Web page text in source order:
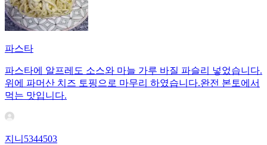
파스타
파스타에 알프레도 소스와 마늘 가루 바질 파슬리 넣었습니다.
위에 파머산 치즈 토핑으로 마무리 하였습니다.완전 본토에서
먹는 맛입니다.
지니5344503